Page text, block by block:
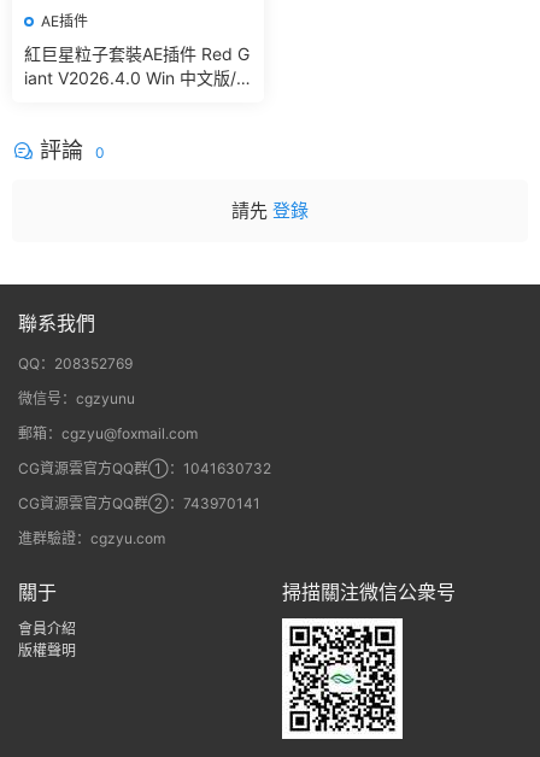
AE插件
紅巨星粒子套裝AE插件 Red G
iant V2026.4.0 Win 中文版/
評論 0
請先 登錄
聯系我們
QQ：208352769
微信号：cgzyunu
郵箱：cgzyu@foxmail.com
CG資源雲官方QQ群①：1041630732
CG資源雲官方QQ群②：743970141
進群驗證：cgzyu.com
關于
會員介紹
版權聲明
掃描關注微信公衆号